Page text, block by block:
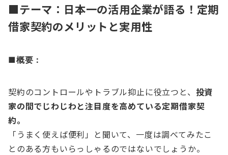
■テーマ：日本一の活用企業が語る！定期
借家契約のメリットと実用性
■概要：
契約のコントロールやトラブル抑止に役立つと、 投資
家の間でじわじわと注目度を高めている定期借家契
約。
「うまく使えば便利」と聞いて、一度は調べてみたこ
とのある方もいらっしゃるのではないでしょうか。